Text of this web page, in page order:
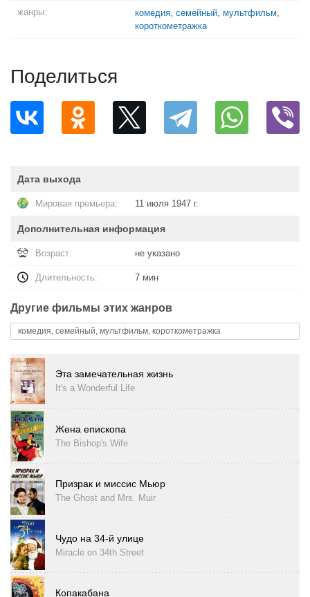
жанры: комедия, семейный, мультфильм,
короткометражка
Поделиться
Дата выхода
Мировая премьера: 11 июля 1947 г.
Дополнительная информация
Возраст: не указано
Длительность: 7 мин
Другие фильмы этих жанров
комедия, семейный, мультфильм, короткометражка
Эта замечательная жизнь
It's a Wonderful Life
Жена епископа
The Bishop's Wife
Призрак и миссис Мьюр
The Ghost and Mrs. Muir
Чудо на 34-й улице
Miracle on 34th Street
Копакабана